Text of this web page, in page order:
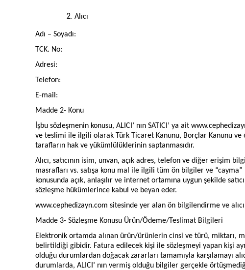
Alıcı
Adı – Soyadı:
TCK. No:
Adresi:
Telefon:
E-mail:
Madde 2- Konu
İşbu sözleşmenin konusu, ALICI’ nın SATICI’ ya ait
ve teslimi ile ilgili olarak Türk Ticaret Kanunu, Borçlar Kanunu ve
tarafların hak ve yükümlülüklerinin saptanmasıdır.
Alıcı, satıcının isim, unvan, açık adres, telefon ve diğer erişim
masrafları vs. satışa konu mal ile ilgili tüm ön bilgiler ve “cayma”
konusunda açık, anlaşılır ve internet ortamına uygun şekilde
sözleşme hükümlerince kabul ve beyan eder.
www.cephedizayn.com sitesinde yer alan ön bilgilendirme ve
Madde 3- Sözleşme Konusu Ürün/Ödeme/Teslimat Bilgileri
Elektronik ortamda alınan ürün/ürünlerin cinsi ve türü, miktarı,
belirtildiği gibidir. Fatura edilecek kişi ile sözleşmeyi yapan kişi
olduğu durumlardan doğacak zararları tamamıyla karşılamayı
durumlarda, ALICI’ nın vermiş olduğu bilgiler gerçekle